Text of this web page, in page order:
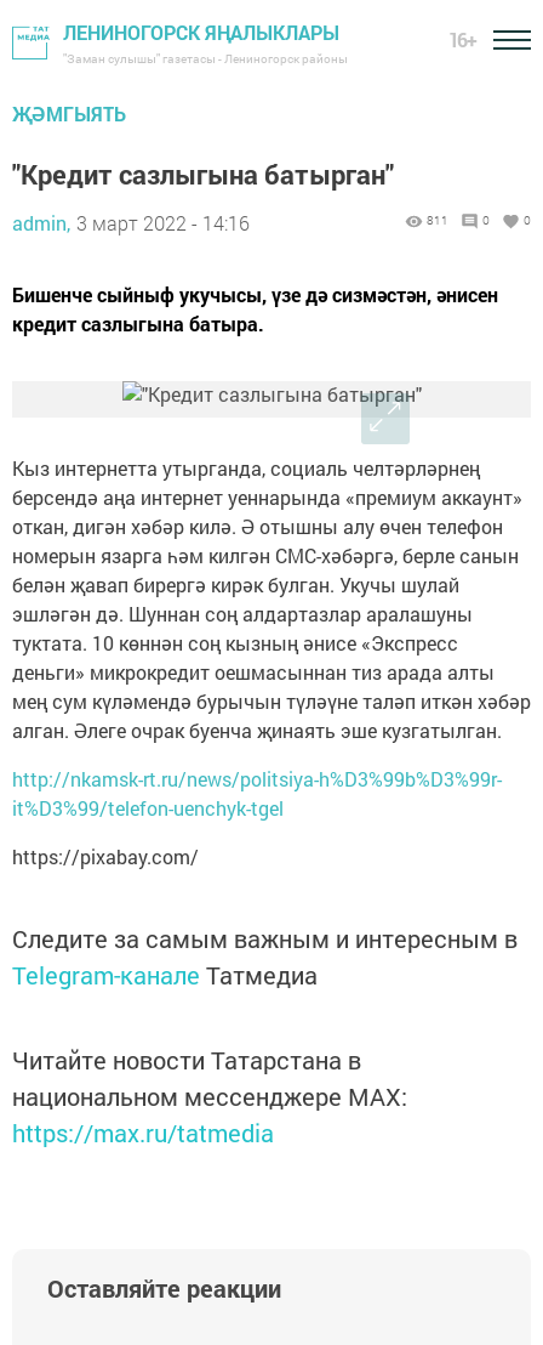
ЛЕНИНОГОРСК ЯҢАЛЫКЛАРЫ
"Заман сулышы" газетасы - Лениногорск районы
16+
ҖӘМГЫЯТЬ
"Кредит сазлыгына батырган"
admin, 3 март 2022 - 14:16 811 0 0
Бишенче сыйныф укучысы, үзе дә сизмәстән, әнисен
кредит сазлыгына батыра.
Кыз интернетта утырганда, социаль челтәрләрнең
берсендә аңа интернет уеннарында «премиум аккаунт»
откан, дигән хәбәр килә. Ә отышны алу өчен телефон
номерын язарга һәм килгән СМС-хәбәргә, берле санын
белән җавап бирергә кирәк булган. Укучы шулай
эшләгән дә. Шуннан соң алдартазлар аралашуны
туктата. 10 көннән соң кызның әнисе «Экспресс
деньги» микрокредит оешмасыннан тиз арада алты
мең сум күләмендә бурычын түләүне таләп иткән хәбәр
алган. Әлеге очрак буенча җинаять эше кузгатылган.
http://nkamsk-rt.ru/news/politsiya-h%D3%99b%D3%99r-
it%D3%99/telefon-uenchyk-tgel
https://pixabay.com/
Следите за самым важным и интересным в
Telegram-канале Татмедиа
Читайте новости Татарстана в
национальном мессенджере MАХ:
https://max.ru/tatmedia
Оставляйте реакции